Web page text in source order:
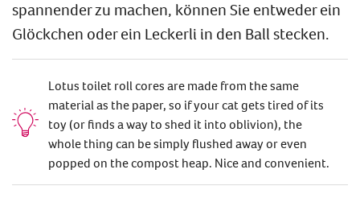
spannender zu machen, können Sie entweder ein
Glöckchen oder ein Leckerli in den Ball stecken.
Lotus toilet roll cores are made from the same
material as the paper, so if your cat gets tired of its
toy (or finds a way to shed it into oblivion), the
whole thing can be simply flushed away or even
popped on the compost heap. Nice and convenient.